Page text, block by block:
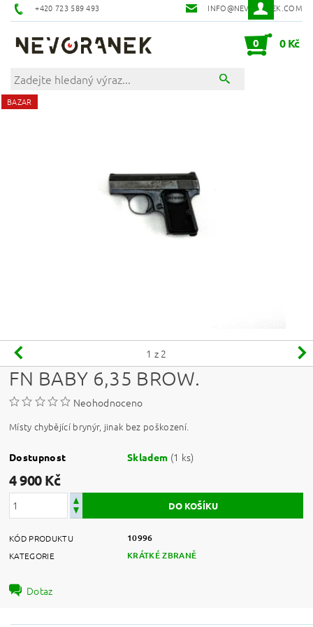
+420 723 589 493 INFO@NEVORANEK.COM
0 0 Kč
BAZAR
1 z 2
FN BABY 6,35 BROW.
Neohodnoceno
Místy chybějící brynýr, jinak bez poškození.
Dostupnost Skladem (1 ks)
4 900 Kč
KÓD PRODUKTU 10996
KATEGORIE KRÁTKÉ ZBRANĚ
Dotaz